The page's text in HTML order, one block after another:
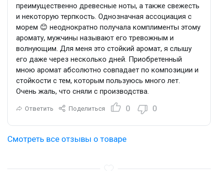
преимущественно древесные ноты, а также свежесть
и некоторую терпкость. Однозначная ассоциация с
морем 😊 неоднократно получала комплименты этому
аромату, мужчины называют его тревожным и
волнующим. Для меня это стойкий аромат, я слышу
его даже через несколько дней. Приобретенный
мною аромат абсолютно совпадает по композиции и
стойкости с тем, которым пользуюсь много лет.
Очень жаль, что сняли с производства.
Ответить Поделиться 0 0
Смотреть все отзывы о товаре